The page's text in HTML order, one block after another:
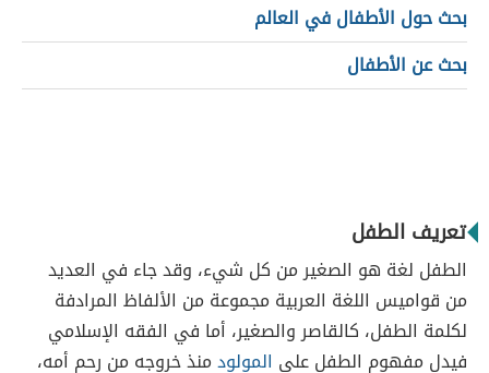
بحث حول الأطفال في العالم
بحث عن الأطفال
تعريف الطفل
الطفل لغة هو الصغير من كل شيء، وقد جاء في العديد
من قواميس اللغة العربية مجموعة من الألفاظ المرادفة
لكلمة الطفل، كالقاصر والصغير، أما في الفقه الإسلامي
فيدل مفهوم الطفل على المولودمنذ خروجه من رحم أمه،